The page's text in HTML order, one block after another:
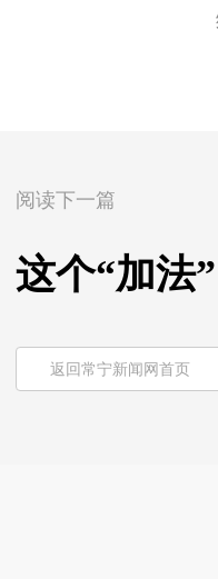
阅读下一篇
这个“加法
返回常宁新闻网首页